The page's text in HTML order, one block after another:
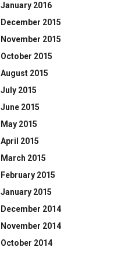
January 2016
December 2015
November 2015
October 2015
August 2015
July 2015
June 2015
May 2015
April 2015
March 2015
February 2015
January 2015
December 2014
November 2014
October 2014